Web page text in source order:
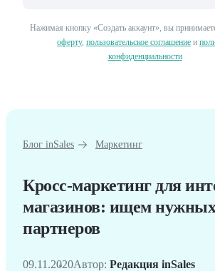
Нажимая кнопку «Создать аккаунт», вы
оферту, пользовательское соглашение и
конфиденциальности
Блог inSales Маркетинг
Кросс-маркетинг для
магазинов: ищем
партнеров
09.11.2020Автор: Редакция inSales